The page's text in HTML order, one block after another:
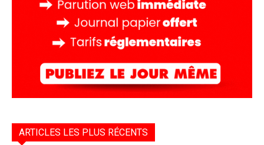
ARTICLES LES PLUS RÉCENTS